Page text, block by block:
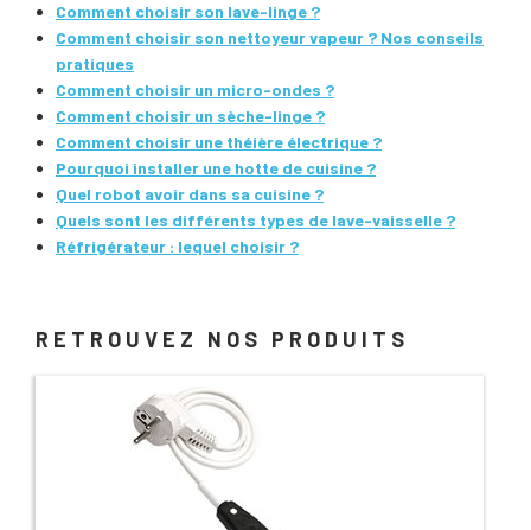
Comment choisir son lave-linge ?
Comment choisir son nettoyeur vapeur ? Nos conseils
pratiques
Comment choisir un micro-ondes ?
Comment choisir un sèche-linge ?
Comment choisir une théière électrique ?
Pourquoi installer une hotte de cuisine ?
Quel robot avoir dans sa cuisine ?
Quels sont les différents types de lave-vaisselle ?
Réfrigérateur : lequel choisir ?
RETROUVEZ NOS PRODUITS